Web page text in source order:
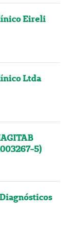
Eireli
Ltda
5)